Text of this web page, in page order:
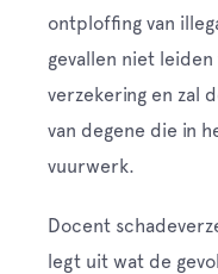
ontploffing van
gevallen niet
verzekering en zal
van degene die in
vuurwerk.
Docent
legt uit wat de